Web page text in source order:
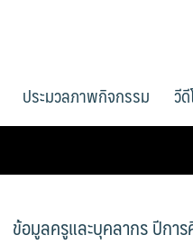
ประมวลภาพกิจกรรม วี
ข้อมูลครูและบุคลากร ปีกา